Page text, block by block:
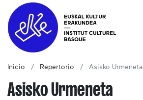
Inicio Repertorio Asisko Urmeneta
Asisko Urmeneta